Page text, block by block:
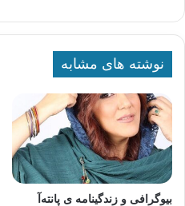
نوشته های مشابه
بیوگرافی و زندگینامه ی پانته‌آ